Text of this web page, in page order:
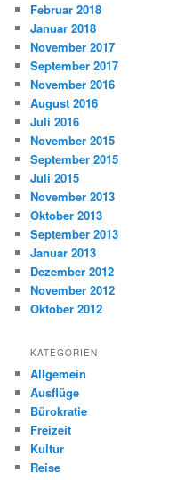
Februar 2018
Januar 2018
November 2017
September 2017
November 2016
August 2016
Juli 2016
November 2015
September 2015
Juli 2015
November 2013
Oktober 2013
September 2013
Januar 2013
Dezember 2012
November 2012
Oktober 2012
KATEGORIEN
Allgemein
Ausflüge
Bürokratie
Freizeit
Kultur
Reise